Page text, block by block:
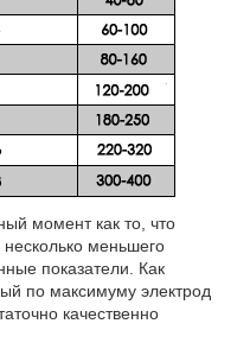
момент как то, что
несколько меньшего
показатели. Как
по максимуму электрод
качественно